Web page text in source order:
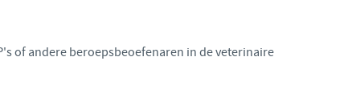
of andere beroepsbeoefenaren in de veterinaire